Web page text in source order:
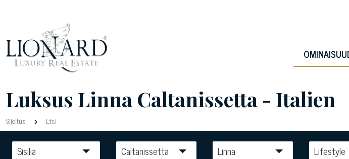
Luksus Linna Caltanissetta - Italien
Sijoitus Etsi
Sisilia Caltanissetta Linna Lifestyle